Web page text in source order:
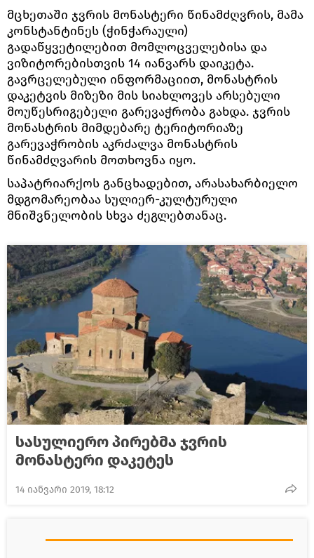
მცხეთაში ჯვრის მონასტერი წინამძღვრის, მამა
კონსტანტინეს (ჭინჭარაული)
გადაწყვეტილებით მომლოცველებისა და
ვიზიტორებისთვის 14 იანვარს დაიკეტა.
გავრცელებული ინფორმაციით, მონასტრის
დაკეტვის მიზეზი მის სიახლოვეს არსებული
მოუწესრიგებელი გარევაჭრობა გახდა. ჯვრის
მონასტრის მიმდებარე ტერიტორიაზე
გარევაჭრობის აკრძალვა მონასტრის
წინამძღვარის მოთხოვნა იყო.
საპატრიარქოს განცხადებით, არასახარბიელო
მდგომარეობაა სულიერ-კულტურული
მნიშვნელობის სხვა ძეგლებთანაც.
სასულიერო პირებმა ჯვრის
მონასტერი დაკეტეს
14 იანვარი 2019, 18:12